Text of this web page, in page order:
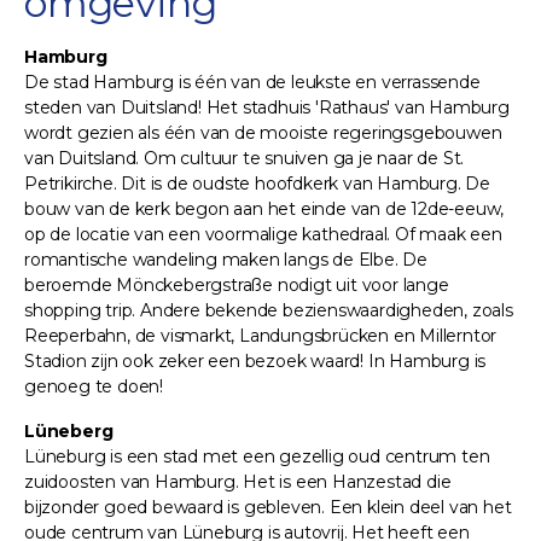
Hamburg
De stad Hamburg is één van de leukste en verrassende
steden van Duitsland! Het stadhuis 'Rathaus' van Hamburg
wordt gezien als één van de mooiste regeringsgebouwen
van Duitsland. Om cultuur te snuiven ga je naar de St.
Petrikirche. Dit is de oudste hoofdkerk van Hamburg. De
bouw van de kerk begon aan het einde van de 12de-eeuw,
op de locatie van een voormalige kathedraal. Of maak een
romantische wandeling maken langs de Elbe. De
beroemde Mönckebergstraße nodigt uit voor lange
shopping trip. Andere bekende bezienswaardigheden, zoals
Reeperbahn, de vismarkt, Landungsbrücken en Millerntor
Stadion zijn ook zeker een bezoek waard! In Hamburg is
genoeg te doen!
Lüneberg
Lüneburg is een stad met een gezellig oud centrum ten
zuidoosten van Hamburg. Het is een Hanzestad die
bijzonder goed bewaard is gebleven. Een klein deel van het
oude centrum van Lüneburg is autovrij. Het heeft een